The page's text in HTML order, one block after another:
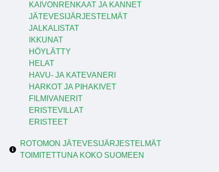
KAIVONRENKAAT JA KANNET
JÄTEVESIJÄRJESTELMÄT
JALKALISTAT
IKKUNAT
HÖYLÄTTY
HELAT
HAVU- JA KATEVANERI
HARKOT JA PIHAKIVET
FILMIVANERIT
ERISTEVILLAT
ERISTEET
ROTOMON JÄTEVESIJÄRJESTELMÄT
TOIMITETTUNA KOKO SUOMEEN